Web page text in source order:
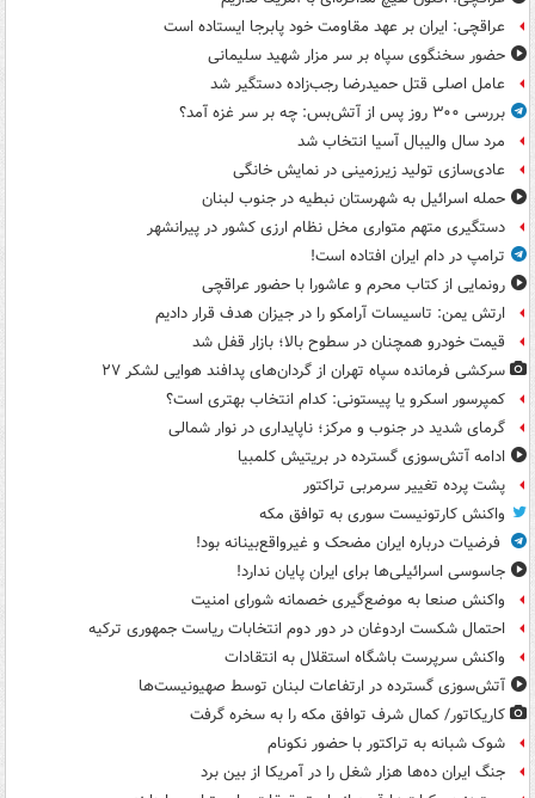
عراقچی: ایران بر عهد مقاومت خود پابرجا ایستاده است
حضور سخنگوی سپاه بر سر مزار شهید سلیمانی
عامل اصلی قتل حمیدرضا رجب‌زاده دستگیر شد
بررسی ۳۰۰ روز پس از آتش‌بس: چه بر سر غزه آمد؟
مرد سال والیبال آسیا انتخاب شد
عادی‌سازی تولید زیرزمینی در نمایش خانگی
حمله اسرائیل به شهرستان نبطیه در جنوب لبنان
دستگیری متهم متواری مخل نظام ارزی کشور در پیرانشهر
ترامپ در دام ایران افتاده است!
رونمایی از کتاب محرم و عاشورا با حضور عراقچی
ارتش یمن: تاسیسات آرامکو را در جیزان هدف قرار دادیم
قیمت خودرو همچنان در سطوح بالا؛ بازار قفل شد
سرکشی فرمانده سپاه تهران از گردان‌های پدافند هوایی لشکر ۲۷
کمپرسور اسکرو یا پیستونی: کدام انتخاب بهتری است؟
گرمای شدید در جنوب و مرکز؛ ناپایداری در نوار شمالی
ادامه آتش‌سوزی گسترده در بریتیش کلمبیا
پشت پرده تغییر سرمربی تراکتور
واکنش کارتونیست سوری به توافق مکه
فرضیات درباره ایران مضحک و غیرواقع‌بینانه بود!
جاسوسی اسرائیلی‌ها برای ایران پایان ندارد!
واکنش صنعا به موضع‌گیری خصمانه شورای امنیت
احتمال شکست اردوغان در دور دوم انتخابات ریاست جمهوری ترکیه
واکنش سرپرست باشگاه استقلال به انتقادات
آتش‌سوزی گسترده در ارتفاعات لبنان توسط صهیونیست‌ها
کاریکاتور/ کمال شرف توافق مکه را به سخره گرفت
شوک شبانه به تراکتور با حضور نکونام
جنگ ایران ده‌ها هزار شغل را در آمریکا از بین برد